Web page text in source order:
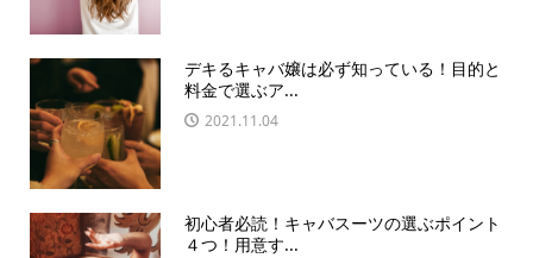
デキるキャバ嬢は必ず知っている！目的と
料金で選ぶア...
2021.11.04
初心者必読！キャバスーツの選ぶポイント
４つ！用意す...